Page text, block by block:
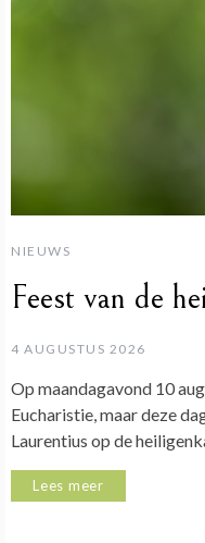
NIEUWS
Feest van de
4 AUGUSTUS 2026
Op maandagavond 10
Eucharistie, maar deze
Laurentius op de
Lees meer